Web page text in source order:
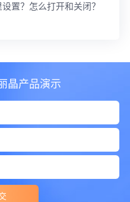
置？怎么打开和关闭？
晶产品演示